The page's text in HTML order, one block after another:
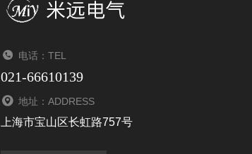
电话：TEL
021-66610139
地址：ADDRESS
上海市宝山区长虹路757号